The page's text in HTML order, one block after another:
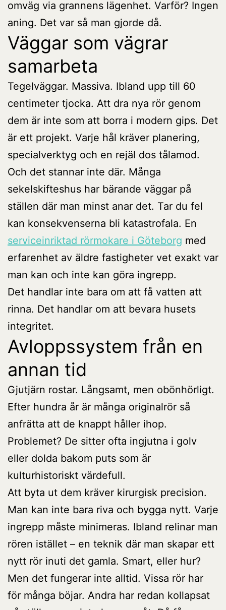
omväg via grannens lägenhet. Varför? Ingen
aning. Det var så man gjorde då.
Väggar som vägrar
samarbeta
Tegelväggar. Massiva. Ibland upp till 60
centimeter tjocka. Att dra nya rör genom
dem är inte som att borra i modern gips. Det
är ett projekt. Varje hål kräver planering,
specialverktyg och en rejäl dos tålamod.
Och det stannar inte där. Många
sekelskifteshus har bärande väggar på
ställen där man minst anar det. Tar du fel
kan konsekvenserna bli katastrofala. En
serviceinriktad rörmokare i Göteborg med
erfarenhet av äldre fastigheter vet exakt var
man kan och inte kan göra ingrepp.
Det handlar inte bara om att få vatten att
rinna. Det handlar om att bevara husets
integritet.
Avloppssystem från en
annan tid
Gjutjärn rostar. Långsamt, men obönhörligt.
Efter hundra år är många originalrör så
anfrätta att de knappt håller ihop.
Problemet? De sitter ofta ingjutna i golv
eller dolda bakom puts som är
kulturhistoriskt värdefull.
Att byta ut dem kräver kirurgisk precision.
Man kan inte bara riva och bygga nytt. Varje
ingrepp måste minimeras. Ibland relinar man
rören istället – en teknik där man skapar ett
nytt rör inuti det gamla. Smart, eller hur?
Men det fungerar inte alltid. Vissa rör har
för många böjar. Andra har redan kollapsat